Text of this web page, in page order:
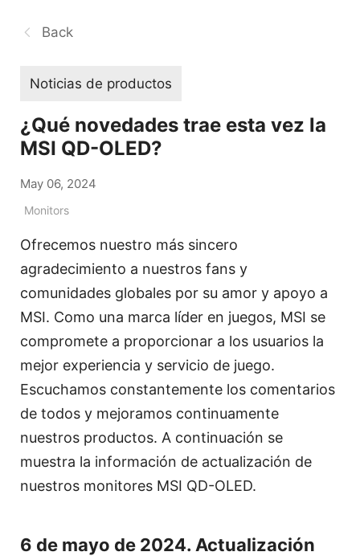
Back
Noticias de productos
¿Qué novedades trae esta vez la
MSI QD-OLED?
May 06, 2024
Monitors
Ofrecemos nuestro más sincero
agradecimiento a nuestros fans y
comunidades globales por su amor y apoyo a
MSI. Como una marca líder en juegos, MSI se
compromete a proporcionar a los usuarios la
mejor experiencia y servicio de juego.
Escuchamos constantemente los comentarios
de todos y mejoramos continuamente
nuestros productos. A continuación se
muestra la información de actualización de
nuestros monitores MSI QD-OLED.
6 de mayo de 2024. Actualización